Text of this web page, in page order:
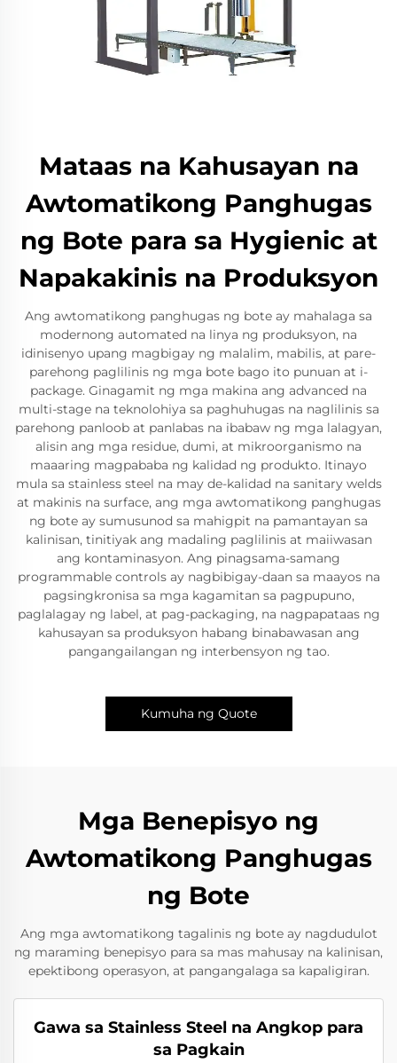
Mataas na Kahusayan na
Awtomatikong Panghugas
ng Bote para sa Hygienic at
Napakakinis na Produksyon
Ang awtomatikong panghugas ng bote ay mahalaga sa
modernong automated na linya ng produksyon, na
idinisenyo upang magbigay ng malalim, mabilis, at pare-
parehong paglilinis ng mga bote bago ito punuan at i-
package. Ginagamit ng mga makina ang advanced na
multi-stage na teknolohiya sa paghuhugas na naglilinis sa
parehong panloob at panlabas na ibabaw ng mga lalagyan,
alisin ang mga residue, dumi, at mikroorganismo na
maaaring magpababa ng kalidad ng produkto. Itinayo
mula sa stainless steel na may de-kalidad na sanitary welds
at makinis na surface, ang mga awtomatikong panghugas
ng bote ay sumusunod sa mahigpit na pamantayan sa
kalinisan, tinitiyak ang madaling paglilinis at maiiwasan
ang kontaminasyon. Ang pinagsama-samang
programmable controls ay nagbibigay-daan sa maayos na
pagsingkronisa sa mga kagamitan sa pagpupuno,
paglalagay ng label, at pag-packaging, na nagpapataas ng
kahusayan sa produksyon habang binabawasan ang
pangangailangan ng interbensyon ng tao.
Kumuha ng Quote
Mga Benepisyo ng
Awtomatikong Panghugas
ng Bote
Ang mga awtomatikong tagalinis ng bote ay nagdudulot
ng maraming benepisyo para sa mas mahusay na kalinisan,
epektibong operasyon, at pangangalaga sa kapaligiran.
Gawa sa Stainless Steel na Angkop para
sa Pagkain